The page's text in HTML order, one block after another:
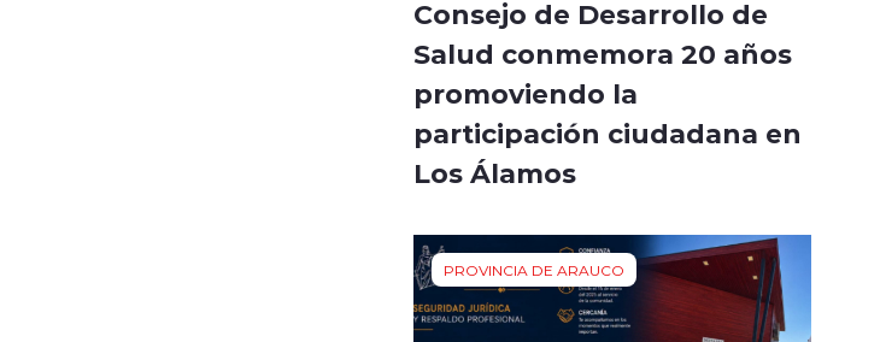
Consejo de Desarrollo de
Salud conmemora 20 años
promoviendo la
participación ciudadana en
Los Álamos
PROVINCIA DE ARAUCO